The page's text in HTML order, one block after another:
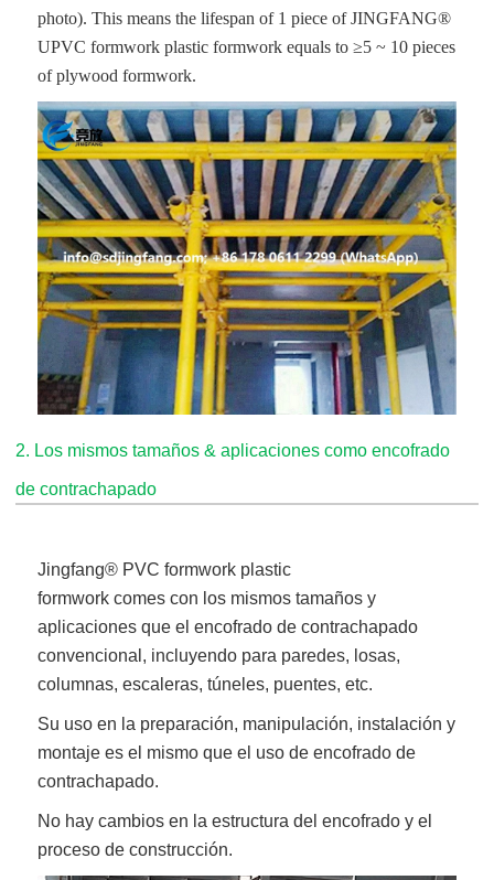
photo). This means the lifespan of 1 piece of JINGFANG®
UPVC formwork plastic formwork equals to ≥5 ~ 10 pieces
of plywood formwork.
2. Los mismos tamaños & aplicaciones como encofrado
de contrachapado
Jingfang® PVC formwork plastic
formwork comescon los mismos tamaños y
aplicaciones que el encofrado de contrachapado
convencional, incluyendo para paredes, losas,
columnas, escaleras, túneles, puentes, etc.
Su uso en la preparación, manipulación, instalación y
montaje es el mismo que el uso de encofrado de
contrachapado.
No hay cambios en la estructura del encofrado y el
proceso de construcción.